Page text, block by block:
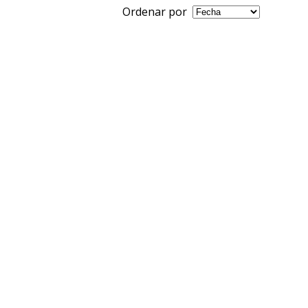
Ordenar por